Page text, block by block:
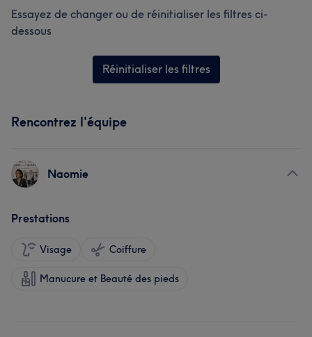
Essayez de changer ou de réinitialiser les filtres ci-
dessous
Réinitialiser les filtres
Rencontrez l'équipe
Naomie
Prestations
Visage Coiffure
Manucure et Beauté des pieds